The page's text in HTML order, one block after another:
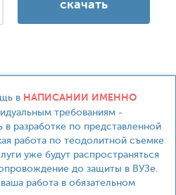
в НАПИСАНИИ ИМЕННО
требованиям -
разработке по представленной
работа по теодолитной съемке
уже будут распространяться
до защиты в ВУЗе.
работа в обязательном